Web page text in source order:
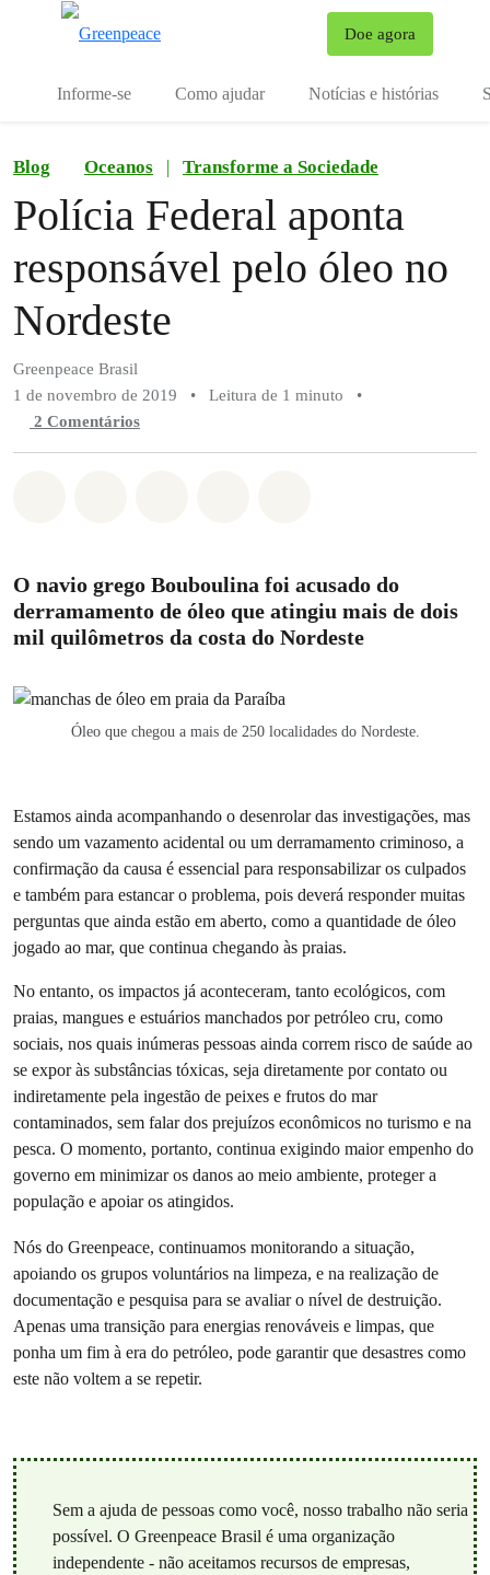
Doe agora
Informe-se Como ajudar Notícias e histórias
Blog Oceanos | Transforme a Sociedade
Polícia Federal aponta
responsável pelo óleo no
Nordeste
Greenpeace Brasil
1 de novembro de 2019
• Leitura de 1 minuto
•
2 Comentários
O navio grego Bouboulina foi acusado do
derramamento de óleo que atingiu mais de dois
mil quilômetros da costa do Nordeste
Óleo que chegou a mais de 250 localidades do Nordeste.
Estamos ainda acompanhando o desenrolar das investigações, mas
sendo um vazamento acidental ou um derramamento criminoso, a
confirmação da causa é essencial para responsabilizar os culpados
e também para estancar o problema, pois deverá responder muitas
perguntas que ainda estão em aberto, como a quantidade de óleo
jogado ao mar, que continua chegando às praias.
No entanto, os impactos já aconteceram, tanto ecológicos, com
praias, mangues e estuários manchados por petróleo cru, como
sociais, nos quais inúmeras pessoas ainda correm risco de saúde ao
se expor às substâncias tóxicas, seja diretamente por contato ou
indiretamente pela ingestão de peixes e frutos do mar
contaminados, sem falar dos prejuízos econômicos no turismo e na
pesca. O momento, portanto, continua exigindo maior empenho do
governo em minimizar os danos ao meio ambiente, proteger a
população e apoiar os atingidos.
Nós do Greenpeace, continuamos monitorando a situação,
apoiando os grupos voluntários na limpeza, e na realização de
documentação e pesquisa para se avaliar o nível de destruição.
Apenas uma transição para energias renováveis e limpas, que
ponha um fim à era do petróleo, pode garantir que desastres como
este não voltem a se repetir.
Sem a ajuda de pessoas como você, nosso trabalho não seria
possível. O Greenpeace Brasil é uma organização
independente - não aceitamos recursos de empresas,